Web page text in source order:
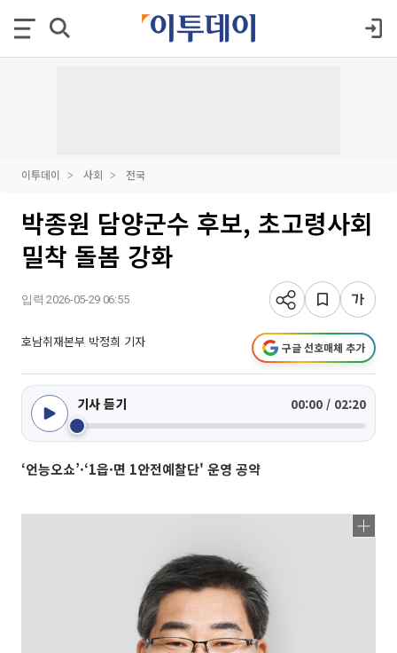
이투데이 사회 전국
박종원 담양군수 후보, 초고령사회
밀착 돌봄 강화
입력 2026-05-29 06:55
호남취재본부 박정희 기자 구글 선호매체 추가
기사 듣기 00:00 / 02:20
‘언능오쇼’·‘1읍·면 1안전예찰단' 운영 공약